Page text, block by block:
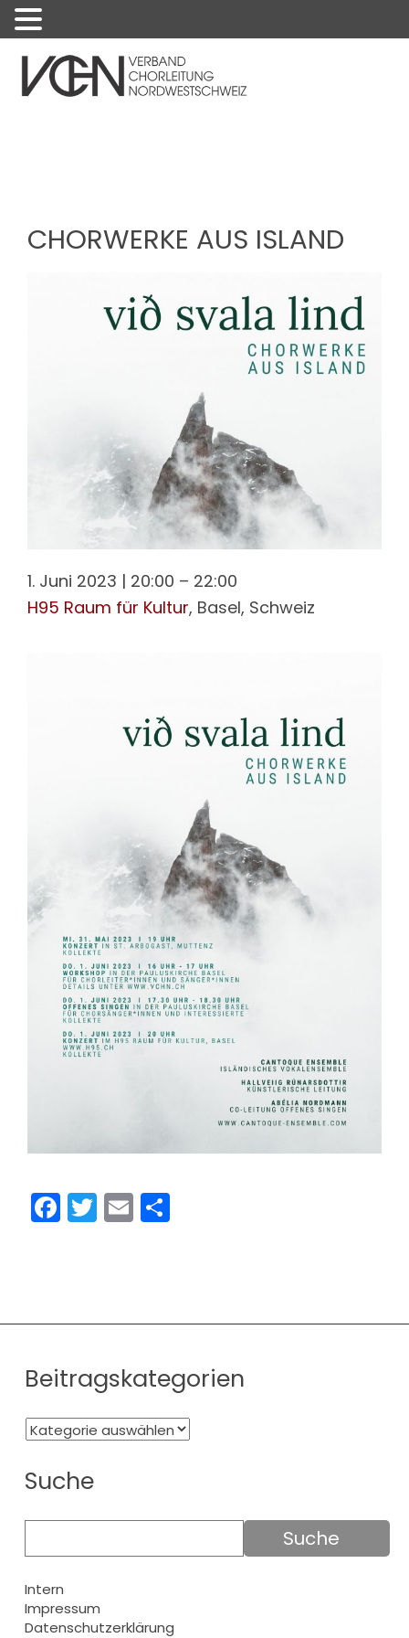
CHORWERKE AUS ISLAND
1. Juni 2023 | 20:00 – 22:00
H95 Raum für Kultur, Basel, Schweiz
Facebook
Twitter
Email
Beitragskategorien
Suche
Intern
Impressum
Datenschutzerklärung